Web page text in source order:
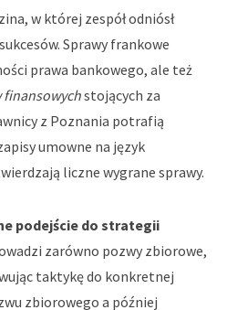
w której zespół odniósł
Sprawy frankowe
prawa bankowego, ale też
stojących za
z Poznania potrafią
umowne na język
liczne wygrane sprawy.
podejście do strategii
zarówno pozwy zbiorowe,
taktykę do konkretnej
zbiorowego a później